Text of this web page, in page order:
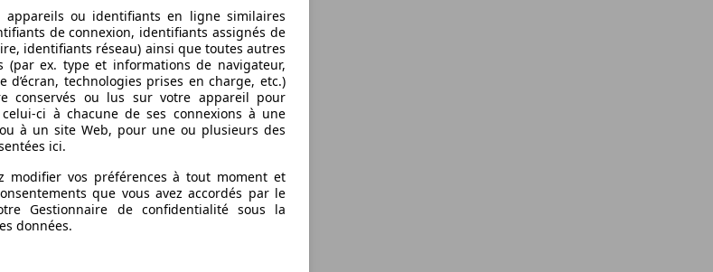
appareils ou identifiants en ligne similaires
de connexion, identifiants assignés de
identifiants réseau) ainsi que toutes autres
(par ex. type et informations de navigateur,
d’écran, technologies prises en charge, etc.)
conservés ou lus sur votre appareil pour
ci à chacune de ses connexions à une
à un site Web, pour une ou plusieurs des
ici.
modifier vos préférences à tout moment et
que vous avez accordés par le
Gestionnaire de confidentialité sous la
données.